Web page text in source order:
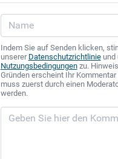
Indem Sie auf Senden klicken,
unserer Datenschutzrichtlinieund
Nutzungsbedingungenzu.
Gründen erscheint Ihr
muss zuerst durch einen
werden.